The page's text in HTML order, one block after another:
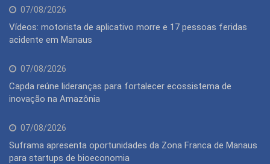
07/08/2026
Vídeos: motorista de aplicativo morre e 17 pessoas feridas
acidente em Manaus
07/08/2026
Capda reúne lideranças para fortalecer ecossistema de
inovação na Amazônia
07/08/2026
Suframa apresenta oportunidades da Zona Franca de Manaus
para startups de bioeconomia